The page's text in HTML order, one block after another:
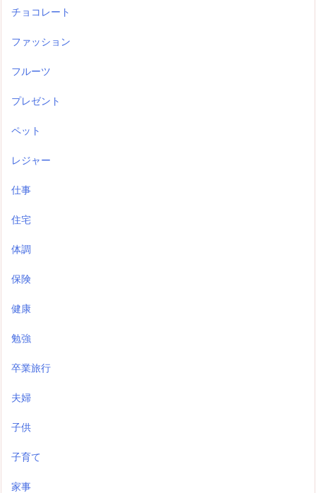
チョコレート
ファッション
フルーツ
プレゼント
ペット
レジャー
仕事
住宅
体調
保険
健康
勉強
卒業旅行
夫婦
子供
子育て
家事